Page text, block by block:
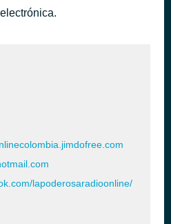
lapoderosaradioonline/